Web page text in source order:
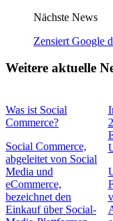
Nächste News
Zensiert Google
Weitere aktuelle
Was ist Social
Commerce?
Social Commerce,
abgeleitet von Social
Media und
eCommerce,
bezeichnet den
Einkauf über Social-